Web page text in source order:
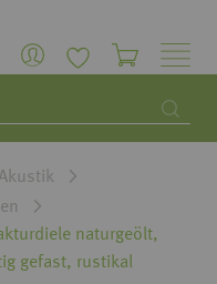
naturgeölt,
gefast, rustikal